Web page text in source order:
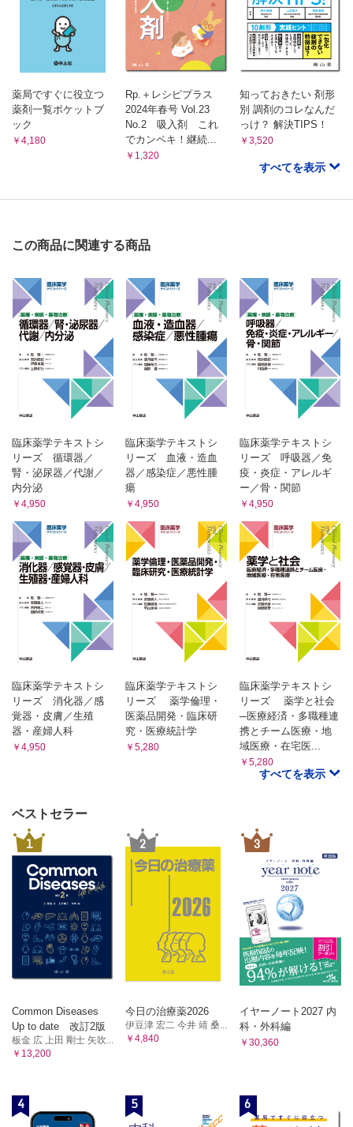
3 配合成分の特徴と使用上の注意
4 情報提供と服薬説明
5 セルフケアと養生
9 痔疾用薬 山下 純
1 効能・効果
3 配合成分の特徴と使用上の注意
4 情報提供と服薬説明
10 化膿性皮膚疾患用薬，口唇ヘルペス用薬 木﨑速人，堀 里子
1 効能・効果
2 臨床判断
4 情報提供と服薬説明
5 セルフケアと養生
12 外用鎮痒消炎薬 木﨑速人，堀 里子
1 効能・効果
2 臨床判断
3 配合成分の特徴と使用上の注意
4 情報提供と服薬説明
5 セルフケアと養生
13 口内炎用薬，うがい薬，のどスプレー 山下 純
1 効能・効果
3 配合成分の特徴と使用上の注意
4 情報提供と服薬説明
5 セルフケアと養生
14 眼科用薬 山下 純
1 効能・効果
2 臨床判断
3 配合成分の特徴と使用上の注意
4 情報提供と服薬説明
5 セルフケアと養生
Mini Lecture 乗り物酔い止め薬（鎮暈薬）渡辺謹三
15 ビタミン主薬製剤，ビタミン含有保健薬，薬用酒 久保田洋子
1 効能・効果
2 臨床判断
3 配合成分の特徴と使用上の注意
4 情報提供と服薬説明
5 セルフケアと養生
16 その他の特徴的なOTC薬 成井浩二
1 禁煙補助薬
2 睡眠改善薬
3 発毛促進薬
【第4章 漢方薬】
1 総論
1）漢方薬の特徴 渡辺賢治
Mini Lecture OTC薬の漢方製剤の特徴 渡辺謹三
2 配合生薬による系統的分類 羽田紀康
1）桂枝湯類 羽田紀康
1 桂枝湯
2 桂枝加芍薬湯
3 小建中湯
4 桂枝加竜骨牡蛎湯
5 桂枝加朮附湯
2）麻黄剤 羽田紀康
1 葛根湯
2 麻黄湯
3 小青竜湯
4 麻杏甘石湯
6 麻黄附子細辛湯
3）柴胡剤と芩連剤（瀉心湯類）三巻祥浩
1 小柴胡湯
2 大柴胡湯
7 黄連解毒湯
1 医薬品副作用被害救済制度
2 医薬品・医療機器等安全性情報報告制度
【第3章 各薬効群のOTC薬】
1 解熱鎮痛薬 渡辺謹三
2 臨床判断
3 配合成分の特徴と使用上の注意
4 情報提供と服薬説明
5 セルフケアと養生
4 情報提供と服薬説明
3 鼻炎用薬 渡辺謹三
1 効能・効果
2 臨床判断
3 配合成分の特徴と使用上の注意
4 情報提供と服薬説明
5 セルフケアと養生
4 鎮咳去痰薬 渡辺謹三
1 効能・効果
3 配合成分の特徴と使用上の注意
4 情報提供と服薬説明
5 セルフケアと養生
5 かぜ薬 渡辺謹三
1 効能・効果
2 臨床判断
3 配合成分の特徴と使用上の注意
4 情報提供と服薬説明
5 セルフケアと養生
Mini Lecture ドーピング 岸本桂子
6 胃腸薬 岸本桂子
1 効能・効果
2 臨床判断
3 配合成分の特徴と使用上の注意
4 情報提供と服薬説明
5 セルフケアと養生
7 止瀉薬，整腸薬 岸本桂子
4 情報提供と服薬説明
8 瀉下薬，浣腸薬 岸本桂子
1 効能・効果
2 臨床判断
3 配合成分の特徴と使用上の注意
4 情報提供と服薬説明
5 セルフケアと養生
9 痔疾用薬 山下 純
1 効能・効果
3 配合成分の特徴と使用上の注意
4 情報提供と服薬説明
5 セルフケアと養生
2 臨床判断
薬局ですぐに役立つ
薬剤一覧ポケットブ
ック
￥4,180
Rp.＋レシピプラス
2024年春号 Vol.23
No.2 吸入剤 これ
でカンペキ！継続...
￥1,320
知っておきたい 剤形
別 調剤のコレなんだ
っけ？ 解決TIPS！
￥3,520
すべてを表示
この商品に関連する商品
臨床薬学テキストシ
リーズ 循環器／
腎・泌尿器／代謝／
内分泌
￥4,950
臨床薬学テキストシ
リーズ 血液・造血
器／感染症／悪性腫
瘍
￥4,950
臨床薬学テキストシ
リーズ 呼吸器／免
疫・炎症・アレルギ
ー／骨・関節
￥4,950
臨床薬学テキストシ
リーズ 消化器／感
覚器・皮膚／生殖
器・産婦人科
￥4,950
臨床薬学テキストシ
リーズ 薬学倫理・
医薬品開発・臨床研
究・医療統計学
￥5,280
臨床薬学テキストシ
リーズ 薬学と社会
─医療経済・多職種連
携とチーム医療・地
域医療・在宅医...
￥5,280
すべてを表示
ベストセラー
1
Common Diseases
Up to date 改訂2版
板金 広 上田 剛士 矢吹...
￥13,200
2
今日の治療薬2026
伊豆津 宏二 今井 靖 桑...
￥4,840
3
イヤーノート2027 内
科・外科編
￥30,360
4 5 6